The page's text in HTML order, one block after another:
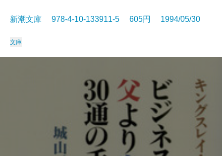
新潮文庫 978-4-10-133911-5 605円 1994/05/30
文庫